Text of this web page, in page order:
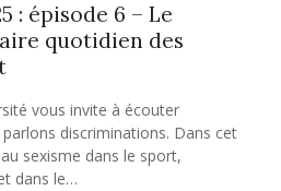
: épisode 6 – Le
quotidien des
vous invite à écouter
parlons discriminations. Dans cet
sexisme dans le sport,
dans le…